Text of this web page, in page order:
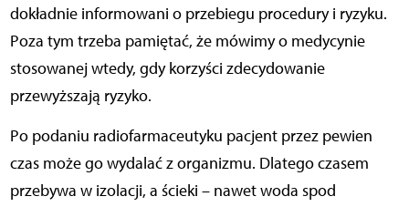
dokładnie informowani o przebiegu procedury i ryzyku.
Poza tym trzeba pamiętać, że mówimy o medycynie
stosowanej wtedy, gdy korzyści zdecydowanie
przewyższają ryzyko.
Po podaniu radiofarmaceutyku pacjent przez pewien
czas może go wydalać z organizmu. Dlatego czasem
przebywa w izolacji, a ścieki – nawet woda spod